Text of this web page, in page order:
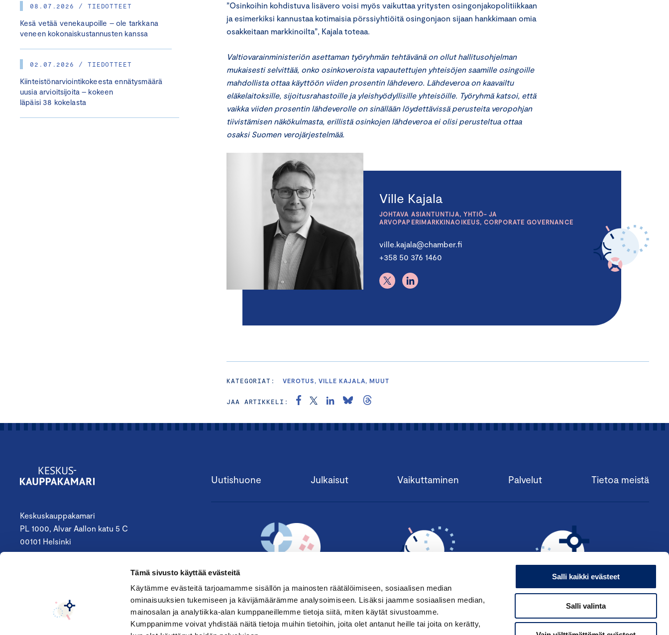
Tämä sivusto käyttää evästeitä
Käytämme evästeitä tarjoamamme sisällön ja mainosten räätälöimiseen, sosiaalisen median
ominaisuuksien tukemiseen ja kävijämäärämme analysoimiseen. Lisäksi jaamme sosiaalisen median,
mainosalan ja analytiikka-alan kumppaneillemme tietoja siitä, miten käytät sivustoamme.
Kumppanimme voivat yhdistää näitä tietoja muihin tietoihin, joita olet antanut heille tai joita on kerätty,
Salli kaikki evästeet
Salli valinta
08.07.2026 / TIEDOTTEET
Kesä vetää venekaupoille – ole tarkkana
veneen kokonaiskustannusten kanssa
02.07.2026 / TIEDOTTEET
Kiinteistönarviointikokeesta ennätysmäärä
uusia arvioitsijoita – kokeen
läpäisi 38 kokelasta
”Osinkoihin kohdistuva lisävero voisi myös vaikuttaa yritysten osingonjakopolitiikkaan
ja esimerkiksi kannustaa kotimaisia pörssiyhtiöitä osingonjaon sijaan hankkimaan omia
osakkeitaan markkinoilta”, Kajala toteaa.
Valtiovarainministeriön asettaman työryhmän tehtävänä on ollut hallitusohjelman
mukaisesti selvittää, onko osinkoveroista vapautettujen yhteisöjen saamille osingoille
mahdollista ottaa käyttöön viiden prosentin lähdevero. Lähdeveroa on kaavailtu
eläkelaitoksille, sijoitusrahastoille ja yleishyödyllisille yhteisöille. Työryhmä katsoi, että
vaikka viiden prosentin lähdeverolle on sinällään löydettävissä perusteita veropohjan
tiivistämisen näkökulmasta, erillistä osinkojen lähdeveroa ei olisi perusteltua ottaa
osaksi Suomen verojärjestelmää.
Ville Kajala
JOHTAVA ASIANTUNTIJA, YHTIÖ- JA
ARVOPAPERIMARKKINAOIKEUS, CORPORATE GOVERNANCE
ville.kajala@chamber.fi
+358 50 376 1460
KATEGORIAT: VEROTUS, VILLE KAJALA, MUUT
JAA ARTIKKELI:
Keskuskauppakamari
PL 1000, Alvar Aallon katu 5 C
00101 Helsinki
keskuskauppakamari@chamber.fi
Seuraa meitä:
Uutishuone Julkaisut Vaikuttaminen Palvelut Tietoa meistä
TILAA UUTISKIRJE › LIITY JÄSENEKSI › HAE ANSIOMERKKIÄ ›